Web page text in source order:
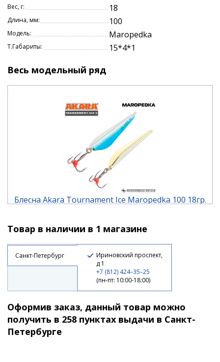
береговых камышей, до больших глубин на
водохранилищах. «Маропедка» может быть
рекомендована как обычным рыбакам, так и
профессиональным спортсменам.
длина 100 мм.
вес 18 гр.
Вес, г: 18
Длина, мм: 100
Модель: Maropedka
Т.Габариты: 15*4*1
Весь модельный ряд
Блесна Akara Tournament Ice Maropedka 100 18гр.
480 ₽
Товар в наличии в 1 магазине
Санкт-Петербург
Ириновский проспект,
д 1
+7 (812) 424–35–25
(пн-пт: 10:00-18:00)
Оформив заказ, данный товар можно
получить в 258 пунктах выдачи в Санкт-
Петербурге